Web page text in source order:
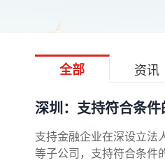
全部 资讯
深圳：支持符合条件
支持金融企业在深设立法
等子公司，支持符合条件